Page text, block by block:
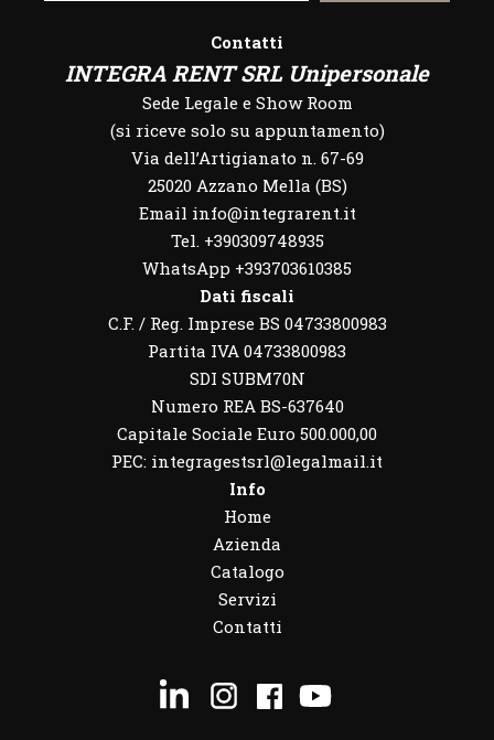
Contatti
INTEGRA RENT SRL Unipersonale
Sede Legale e Show Room
(si riceve solo su appuntamento)
Via dell’Artigianato n. 67-69
25020 Azzano Mella (BS)
Email info@integrarent.it
Tel. +390309748935
WhatsApp +393703610385
Dati fiscali
C.F. / Reg. Imprese BS 04733800983
Partita IVA 04733800983
SDI SUBM70N
Numero REA BS-637640
Capitale Sociale Euro 500.000,00
PEC: integragestsrl@legalmail.it
Info
Home
Azienda
Catalogo
Servizi
Contatti